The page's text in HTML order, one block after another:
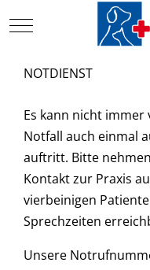
Mobile Menu Toggle
NOTDIENST
Es kann nicht immer
Notfall auch einmal
auftritt. Bitte
Kontakt zur Praxis
vierbeinigen
Sprechzeiten
Unsere